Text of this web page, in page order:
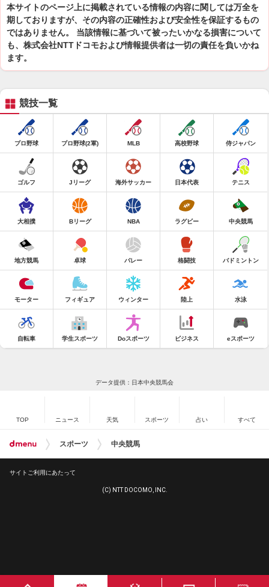
本サイトのページ上に掲載されている情報の内容に関しては万全を
期しておりますが、その内容の正確性および安全性を保証するもの
ではありません。 当該情報に基づいて被ったいかなる損害について
も、株式会社NTTドコモおよび情報提供者は一切の責任を負いかね
ます。
競技一覧
プロ野球 プロ野球(2軍) MLB 高校野球 侍ジャパン
ゴルフ Jリーグ 海外サッカー 日本代表 テニス
大相撲 Bリーグ NBA ラグビー 中央競馬
地方競馬 卓球 バレー 格闘技 バドミントン
モーター フィギュア ウィンター 陸上 水泳
自転車 学生スポーツ Doスポーツ ビジネス eスポーツ
データ提供：日本中央競馬会
TOP ニュース 天気 スポーツ 占い すべて
スポーツ 中央競馬
サイトご利用にあたって
(C) NTT DOCOMO, INC.